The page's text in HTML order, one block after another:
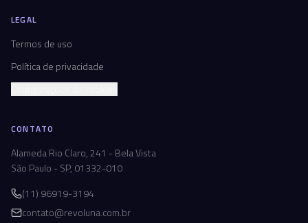
LEGAL
Termos de uso
Política de privacidade
CONTATO
Alameda Rio Claro, 241 - Bela Vista
São Paulo - SP, 01332-010
(11) 96919-3194
contato@revoluna.com.br